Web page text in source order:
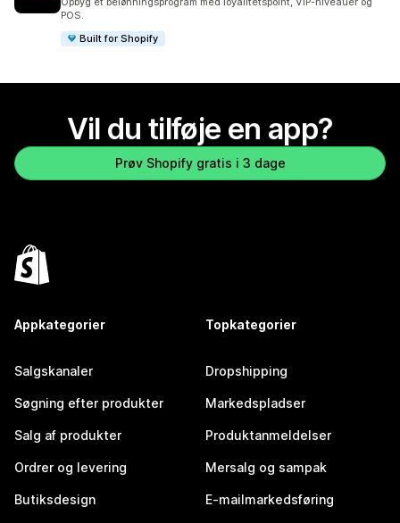
POS.
Built for Shopify
Vil du tilføje en app?
Prøv Shopify gratis i 3 dage
Appkategorier
Salgskanaler
Søgning efter produkter
Salg af produkter
Ordrer og levering
Butiksdesign
Topkategorier
Dropshipping
Markedspladser
Produktanmeldelser
Mersalg og sampak
E-mailmarkedsføring